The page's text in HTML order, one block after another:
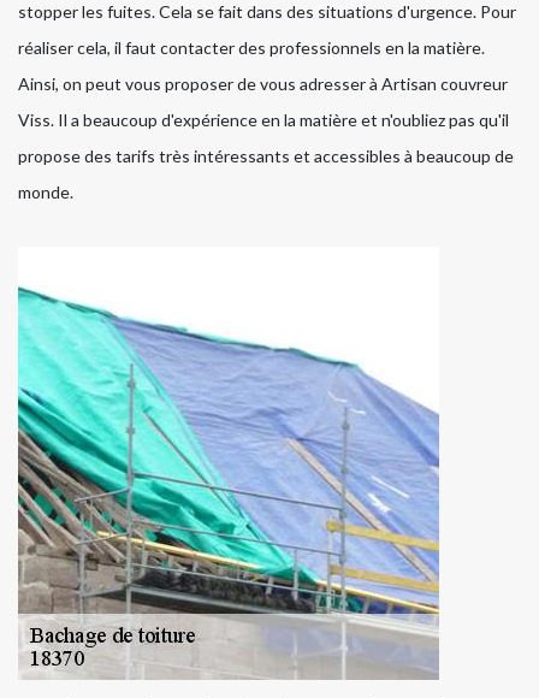
stopper les fuites. Cela se fait dans des situations d'urgence. Pour
réaliser cela, il faut contacter des professionnels en la matière.
Ainsi, on peut vous proposer de vous adresser à Artisan couvreur
Viss. Il a beaucoup d'expérience en la matière et n'oubliez pas qu'il
propose des tarifs très intéressants et accessibles à beaucoup de
monde.